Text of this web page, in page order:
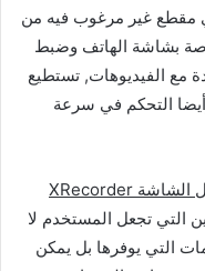
مقطع غير مرغوب فيه من
بشاشة الهاتف وضبط
مع الفيديوهات, تستطيع
التحكم في سرعة
برنامج مسجل الشاشة XRecorder
التي تجعل المستخدم لا
التي يوفرها بل يمكن